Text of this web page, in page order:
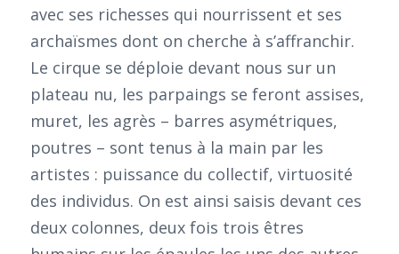
avec ses richesses qui nourrissent et ses
archaïsmes dont on cherche à s’affranchir.
Le cirque se déploie devant nous sur un
plateau nu, les parpaings se feront assises,
muret, les agrès – barres asymétriques,
poutres – sont tenus à la main par les
artistes : puissance du collectif, virtuosité
des individus. On est ainsi saisis devant ces
deux colonnes, deux fois trois êtres